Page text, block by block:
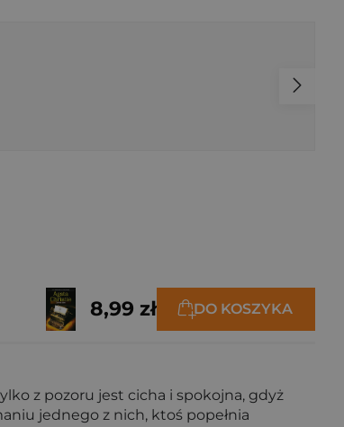
8,99 zł DO KOSZYKA
z pozoru jest cicha i spokojna, gdyż
jednego z nich, ktoś popełnia